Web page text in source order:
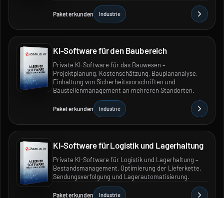
Paket erkunden Industrie
KI-Software für den Baubereich
Private KI-Software für das Bauwesen –
Projektplanung, Kostenschätzung, Bauplananalyse,
Einhaltung von Sicherheitsvorschriften und
Baustellenmanagement an mehreren Standorten.
Paket erkunden Industrie
KI-Software für Logistik und Lagerhaltung
Private KI-Software für Logistik und Lagerhaltung –
Bestandsmanagement, Optimierung der Lieferkette,
Sendungsverfolgung und Lagerautomatisierung.
Paket erkunden Industrie